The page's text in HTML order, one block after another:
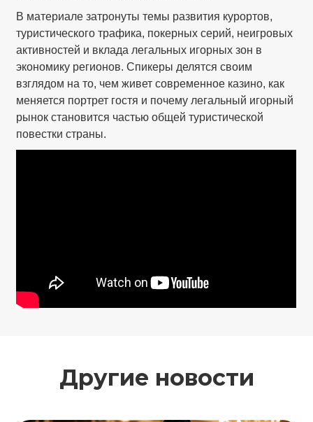
В материале затронуты темы развития курортов,
туристического трафика, покерных серий, неигровых
активностей и вклада легальных игорных зон в
экономику регионов. Спикеры делятся своим
взглядом на то, чем живет современное казино, как
меняется портрет гостя и почему легальный игорный
рынок становится частью общей туристической
повестки страны.
Другие новости